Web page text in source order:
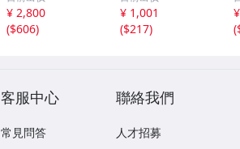
作》【移転SAL
E】kankando
¥ 2,800
($606)
山杉 額装 イン
テリア 複製画
サイズ約36×51c
¥ 1,001
($217)
(
客服中心
常見問答
聯絡我們
人才招募